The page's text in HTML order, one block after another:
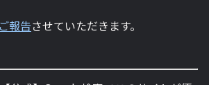
ご報告させていただきます。